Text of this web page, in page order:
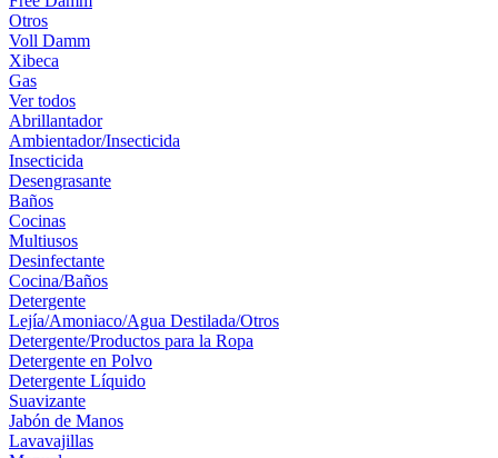
Otros
Voll Damm
Xibeca
Gas
Ver todos
Abrillantador
Ambientador/Insecticida
Insecticida
Desengrasante
Baños
Cocinas
Multiusos
Desinfectante
Cocina/Baños
Detergente
Lejía/Amoniaco/Agua Destilada/Otros
Detergente/Productos para la Ropa
Detergente en Polvo
Detergente Líquido
Suavizante
Jabón de Manos
Lavavajillas